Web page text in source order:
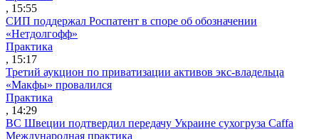
, 15:55
СИП поддержал Роспатент в споре об обозначении
«Нетдолгофф»
Практика
, 15:17
Третий аукцион по приватизации активов экс-владельца
«Макфы» провалился
Практика
, 14:29
ВС Швеции подтвердил передачу Украине сухогруза Caffa
Международная практика